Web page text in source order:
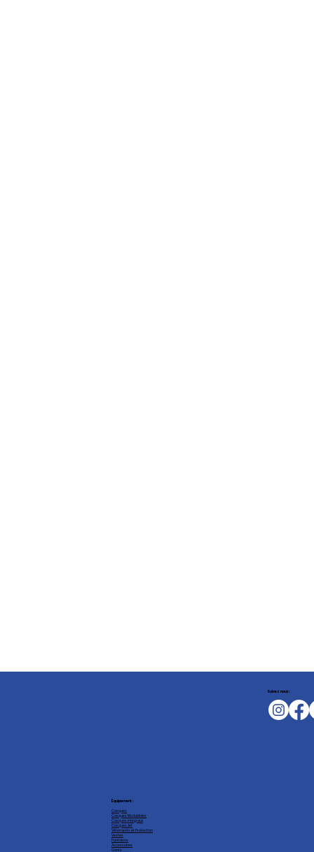
Équipement :
Casques
Casques Modulables
Casques intégraux
Casques Jet
Vêtements et Protection
Vestes
Pantalons
Accessoires
Gants
Suivez nous :